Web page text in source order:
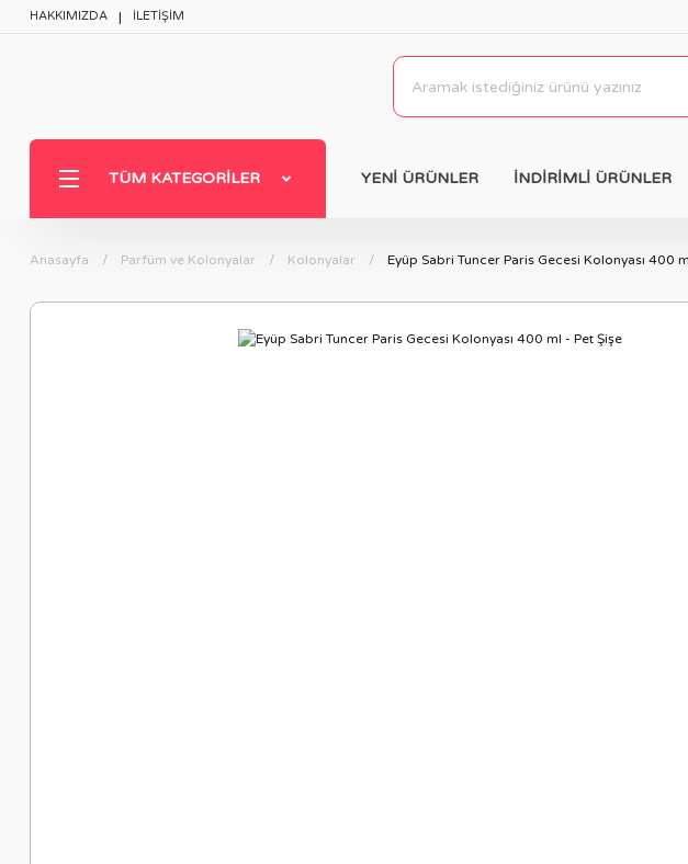
HAKKIMIZDA İLETİŞİM
TÜM KATEGORILER YENİ ÜRÜNLER İNDİRİMLİ ÜRÜNLER
Anasayfa Parfüm ve Kolonyalar Kolonyalar Eyüp Sabri Tuncer Paris Gecesi Kolonyası 400